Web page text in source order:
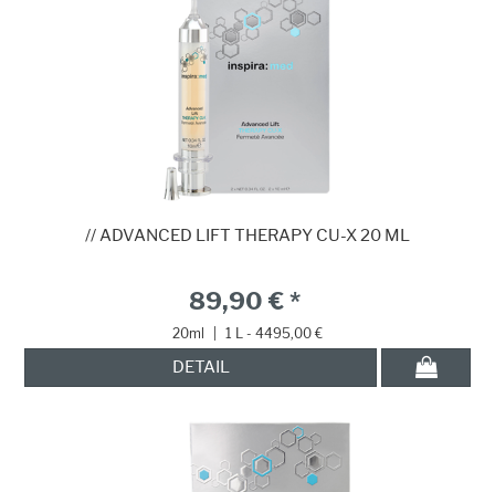
// ADVANCED LIFT THERAPY CU-X 20 ML
89,90 € *
20ml 1 L - 4495,00 €
DETAIL